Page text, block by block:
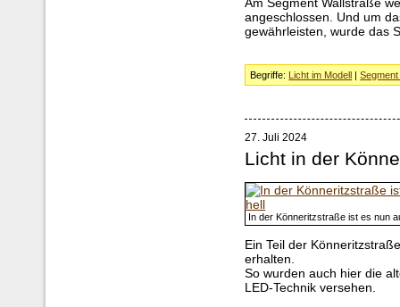
Am Segment Wallstraße
angeschlossen. Und um
gewährleisten, wurde das
Begriffe: Licht im Modell |
27. Juli 2024
Licht in der
In der Könneritzstraße ist es nun
Ein Teil der
erhalten.
So wurden auch hier die
LED-Technik versehen.